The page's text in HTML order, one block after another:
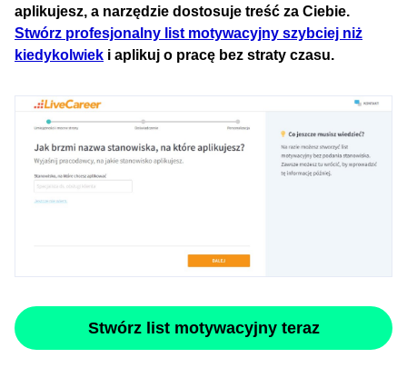
aplikujesz, a narzędzie dostosuje treść za Ciebie.
Stwórz profesjonalny list motywacyjny szybciej niż
kiedykolwiek i aplikuj o pracę bez straty czasu.
Stwórz list motywacyjny teraz